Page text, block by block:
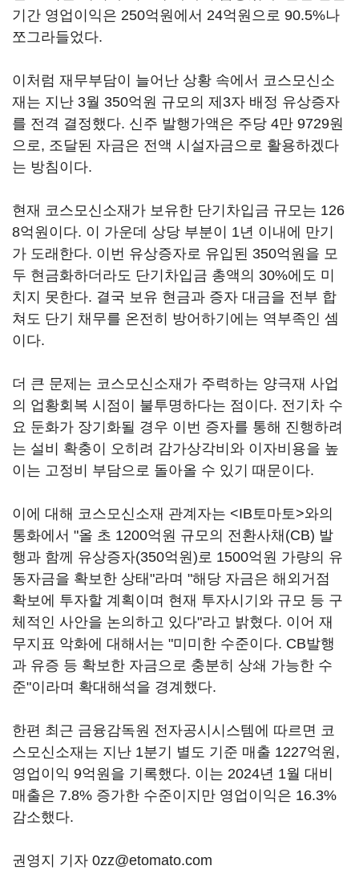
기간 영업이익은 250억원에서 24억원으로 90.5%나
쪼그라들었다.
이처럼 재무부담이 늘어난 상황 속에서 코스모신소
재는 지난 3월 350억원 규모의 제3자 배정 유상증자
를 전격 결정했다. 신주 발행가액은 주당 4만 9729원
으로, 조달된 자금은 전액 시설자금으로 활용하겠다
는 방침이다.
현재 코스모신소재가 보유한 단기차입금 규모는 126
8억원이다. 이 가운데 상당 부분이 1년 이내에 만기
가 도래한다. 이번 유상증자로 유입된 350억원을 모
두 현금화하더라도 단기차입금 총액의 30%에도 미
치지 못한다. 결국 보유 현금과 증자 대금을 전부 합
쳐도 단기 채무를 온전히 방어하기에는 역부족인 셈
이다.
더 큰 문제는 코스모신소재가 주력하는 양극재 사업
의 업황회복 시점이 불투명하다는 점이다. 전기차 수
요 둔화가 장기화될 경우 이번 증자를 통해 진행하려
는 설비 확충이 오히려 감가상각비와 이자비용을 높
이는 고정비 부담으로 돌아올 수 있기 때문이다.
이에 대해 코스모신소재 관계자는 <IB토마토>와의
통화에서 "올 초 1200억원 규모의 전환사채(CB) 발
행과 함께 유상증자(350억원)로 1500억원 가량의 유
동자금을 확보한 상태"라며 "해당 자금은 해외거점
확보에 투자할 계획이며 현재 투자시기와 규모 등 구
체적인 사안을 논의하고 있다"라고 밝혔다. 이어 재
무지표 악화에 대해서는 "미미한 수준이다. CB발행
과 유증 등 확보한 자금으로 충분히 상쇄 가능한 수
준"이라며 확대해석을 경계했다.
한편 최근 금융감독원 전자공시시스템에 따르면 코
스모신소재는 지난 1분기 별도 기준 매출 1227억원,
영업이익 9억원을 기록했다. 이는 2024년 1월 대비
매출은 7.8% 증가한 수준이지만 영업이익은 16.3%
감소했다.
권영지 기자 0zz@etomato.com